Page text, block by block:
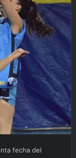
fecha del